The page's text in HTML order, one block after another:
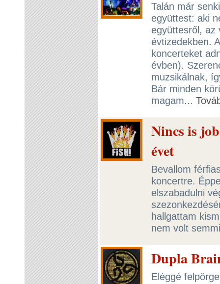
Talán már
együttest: aki
együttesről, az
évtizedekben.
koncerteket
évben).
muzsikálnak,
Bár minden
magam...
Nincs is
évet
Bevallom
koncertre.
elszabadulni
hallgattam
nem volt
Dupla
Eléggé